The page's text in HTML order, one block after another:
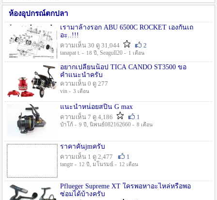
ห้องอุปกรณ์ตกปลา
เรามาล้างรอก ABU 6500C ROCKET เองกันเถ
อะ..!!!
ความเห็น 30 ดู 31,044
2
tanapat t. - 18 ปี , Seagull20 - 1 เดือน
อยากเปลี่ยนน็อป TICA CANDO ST3500 ขอ
คำแนะนำครับ
ความเห็น 0 ดู 277
vin - 3 เดือน
แนะนำหน่อยสปิน G max
ความเห็น 7 ดู 4,186
1
ป๋าโก้ - 9 ปี , นิพนธ์082162660 - 8 เดือน
ราคาคันjmครับ
ความเห็น 1 ดู 2,477
1
tangtr - 12 ปี , มโนรมย์ - 12 เดือน
Pflueger Supreme XT ใครพอหาอะไหล่หรือพอ
ซ่อมได้บ้างครับ